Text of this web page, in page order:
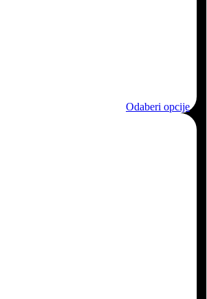
Odaberi opcije